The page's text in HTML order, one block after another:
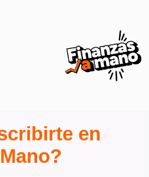
en